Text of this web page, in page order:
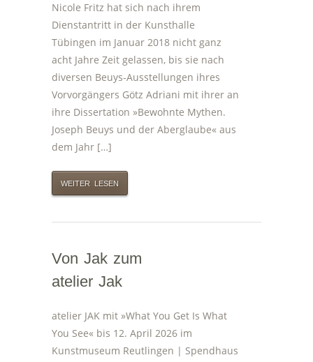
Nicole Fritz hat sich nach ihrem
Dienstantritt in der Kunsthalle
Tübingen im Januar 2018 nicht ganz
acht Jahre Zeit gelassen, bis sie nach
diversen Beuys-Ausstellungen ihres
Vorvorgängers Götz Adriani mit ihrer an
ihre Dissertation »Bewohnte Mythen.
Joseph Beuys und der Aberglaube« aus
dem Jahr […]
WEITER LESEN
Von Jak zum
atelier Jak
atelier JAK mit »What You Get Is What
You See« bis 12. April 2026 im
Kunstmuseum Reutlingen | Spendhaus